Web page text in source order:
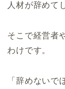
人材が辞めて
そこで経営者
わけです。
「辞めないで